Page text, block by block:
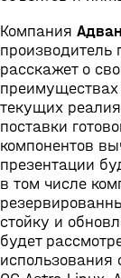
Компания
расскажет о
текущих
поставки
компонентов
презентации
в том числе
стойку и
будет
использования